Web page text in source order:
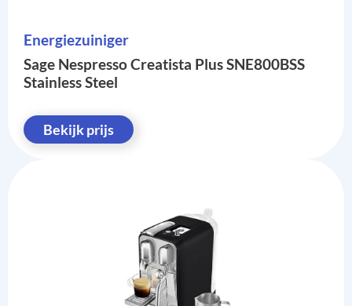
Energiezuiniger
Sage Nespresso Creatista Plus SNE800BSS
Stainless Steel
Bekijk prijs